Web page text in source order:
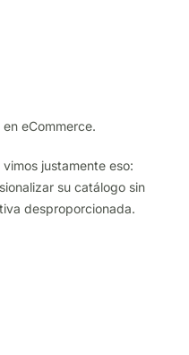
eCommerce.
justamente eso:
su catálogo sin
desproporcionada.